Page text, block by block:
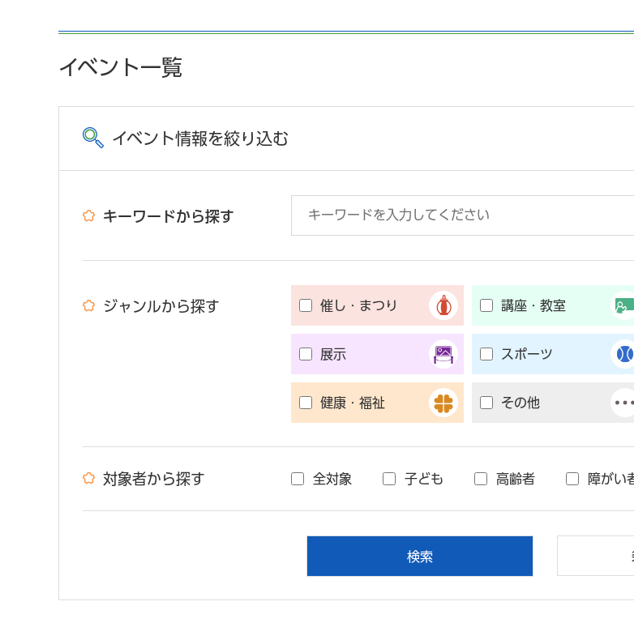
イベント一覧
イベント情報を絞り込む
キーワードから探す
ジャンルから探す 催し・まつり 講座・教室
展示 スポーツ
健康・福祉 その他
対象者から探す 全対象 子ども 高齢者 障がい